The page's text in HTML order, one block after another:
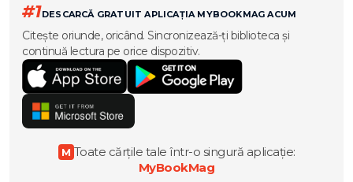
#1DESCARCĂ GRATUIT APLICAȚIA MYBOOKMAG ACUM
Citește oriunde, oricând. Sincronizează-ți biblioteca și
continuă lectura pe orice dispozitiv.
M Toate cărțile tale într-o singură aplicație:
MyBookMag